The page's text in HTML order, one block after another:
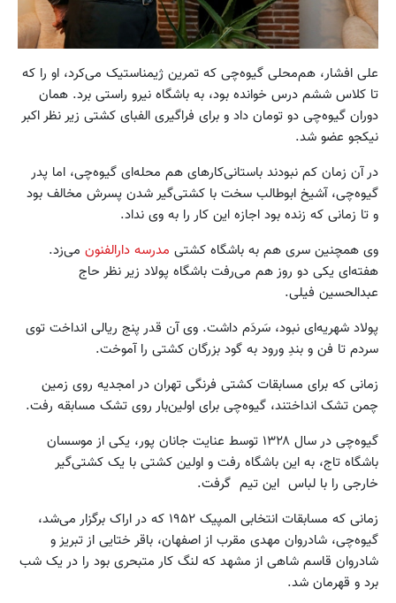
علی افشار، هم‌محلی گیوه‌چی که تمرین ژیمناستیک می‌کرد، او را که
تا کلاس ششم درس خوانده بود، به باشگاه نیرو راستی برد. همان
دوران گیوه‌چی دو تومان داد و برای فراگیری الفبای کشتی زیر نظر اکبر
نیکجو عضو شد.
در آن زمان کم نبودند باستانی‌کارهای هم محله‌ای گیوه‌چی، اما پدر
گیوه‌چی، آشیخ ابوطالب سخت با کشتی‌گیر شدن پسرش مخالف بود
و تا زمانی که زنده بود اجازه این کار را به وی نداد.
وی همچنین سری هم به باشگاه کشتی مدرسه دارالفنون می‌زد.
هفته‌ای یکی دو روز هم می‌رفت باشگاه پولاد زیر نظر حاج
عبدالحسین فیلی.
پولاد شهریه‌ای نبود، سَردَم داشت. وی آن قدر پنج ریالی انداخت توی
سردم تا فن و بندِ ورود به گود بزرگان کشتی را آموخت.
زمانی که برای مسابقات کشتی فرنگی تهران در امجدیه روی زمین
چمن تشک انداختند، گیوه‌چی برای اولین‌بار روی تشک مسابقه رفت.
گیوه‌چی در سال ۱۳۲۸ توسط عنایت جانان پور، یکی از موسسان
باشگاه تاج، به این باشگاه رفت و اولین کشتی با یک کشتی‌گیر
خارجی را با لباس این تیم گرفت.
زمانی که مسابقات انتخابی المپیک ۱۹۵۲ که در اراک برگزار می‌شد،
گیوه‌چی، شادروان مهدی مقرب از اصفهان، باقر ختایی از تبریز و
شادروان قاسم شاهی از مشهد که لنگ کار متبحری بود را در یک شب
برد و قهرمان شد.